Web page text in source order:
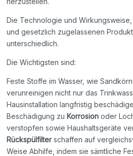
Die Technologie und
und gesetzlich zugelassenen
unterschiedlich.
Die Wichtigsten sind:
Feste Stoffe im Wasser, wie
verunreinigen nicht nur das
Hausinstallation langfristig
Beschädigung zu Korrosion oder
verstopfen sowie Haushaltsgeräte
Rückspülfilterschaffen auf
Weise Abhilfe, indem sie sämtliche